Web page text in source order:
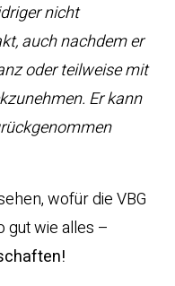
nicht
auch nachdem er
oder teilweise mit
Er kann
wofür die VBG
gut wie alles –